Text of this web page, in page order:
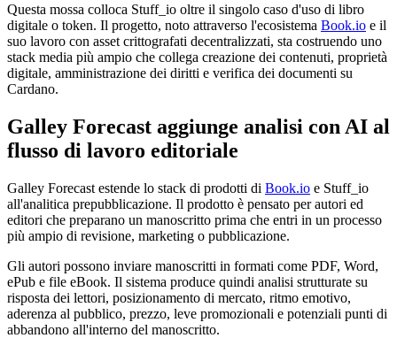
Questa mossa colloca Stuff_io oltre il singolo caso d'uso di libro
digitale o token. Il progetto, noto attraverso l'ecosistema Book.io e il
suo lavoro con asset crittografati decentralizzati, sta costruendo uno
stack media più ampio che collega creazione dei contenuti, proprietà
digitale, amministrazione dei diritti e verifica dei documenti su
Cardano.
Galley Forecast aggiunge analisi con AI al
flusso di lavoro editoriale
Galley Forecast estende lo stack di prodotti di Book.io e Stuff_io
all'analitica prepubblicazione. Il prodotto è pensato per autori ed
editori che preparano un manoscritto prima che entri in un processo
più ampio di revisione, marketing o pubblicazione.
Gli autori possono inviare manoscritti in formati come PDF, Word,
ePub e file eBook. Il sistema produce quindi analisi strutturate su
risposta dei lettori, posizionamento di mercato, ritmo emotivo,
aderenza al pubblico, prezzo, leve promozionali e potenziali punti di
abbandono all'interno del manoscritto.